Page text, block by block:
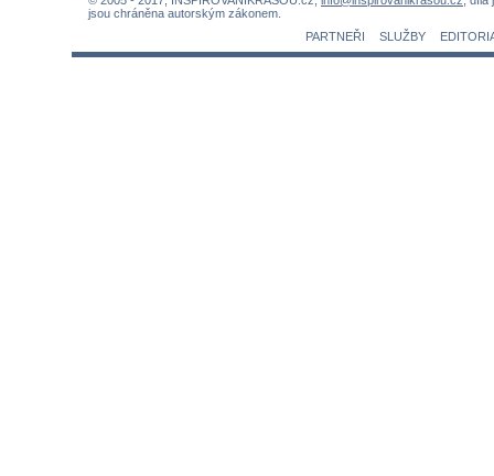
jsou chráněna autorským zákonem.
PARTNEŘI
SLUŽBY